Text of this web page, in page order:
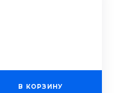
В КОРЗИНУ